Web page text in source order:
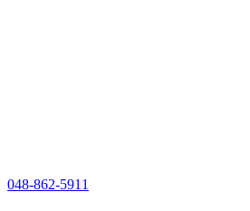
048-862-5911